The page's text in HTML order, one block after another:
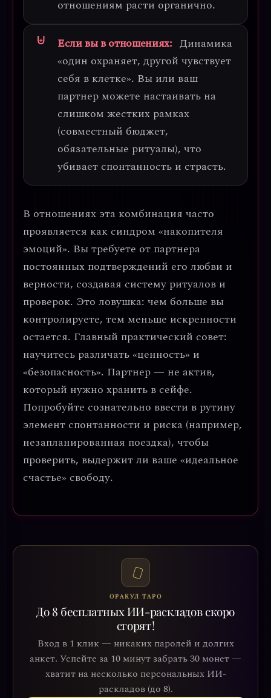
отношениям расти органично.
Если вы в отношениях: Динамика
«один охраняет, другой чувствует
себя в клетке». Вы или ваш
партнер можете настаивать на
слишком жестких рамках
(совместный бюджет,
обязательные ритуалы), что
убивает спонтанность и страсть.
В отношениях эта комбинация часто
проявляется как синдром «накопителя
эмоций». Вы требуете от партнера
постоянных подтверждений его любви и
верности, создавая систему ритуалов и
проверок. Это ловушка: чем больше вы
контролируете, тем меньше искренности
остается. Главный практический совет:
научитесь различать «ценность» и
«безопасность». Партнер — не актив,
который нужно хранить в сейфе.
Попробуйте сознательно ввести в рутину
элемент спонтанности и риска (например,
незапланированная поездка), чтобы
проверить, выдержит ли ваше «идеальное
счастье» свободу.
ОРАКУЛ ТАРО
До 8 бесплатных ИИ-раскладов скоро
сгорят!
Вход в 1 клик — никаких паролей и долгих
анкет. Успейте за 10 минут забрать 30 монет —
хватит на несколько персональных ИИ-
раскладов (до 8).